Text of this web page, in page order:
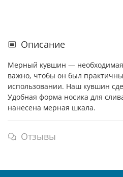
Описание
Мерный кувшин —
важно, чтобы он был
использовании. Наш кувшин
Удобная форма носика для
нанесена мерная шкала.
Отзывы